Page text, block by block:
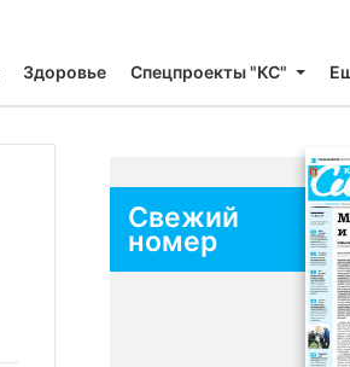
Здоровье Спецпроекты "КС"
Свежий
номер